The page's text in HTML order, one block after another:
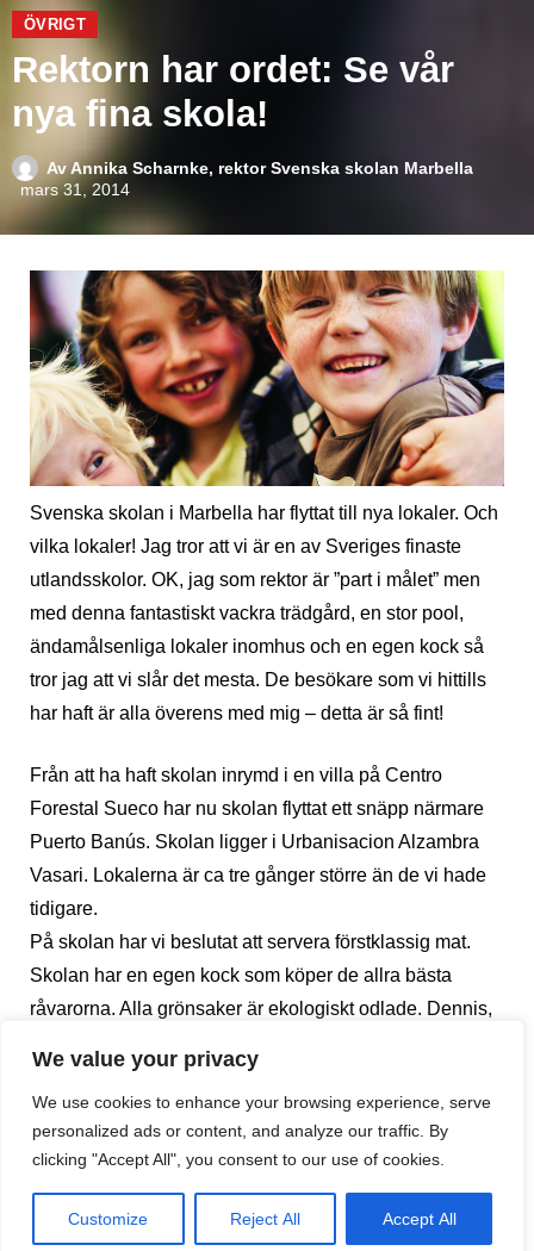
We value your privacy
We use cookies to enhance your browsing experience, serve
personalized ads or content, and analyze our traffic. By
clicking "Accept All", you consent to our use of cookies.
Customize Reject All Accept All
ÖVRIGT
Rektorn har ordet: Se vår
nya fina skola!
AvAnnika Scharnke, rektor Svenska skolan Marbella
mars 31, 2014
Svenska skolan i Marbella har flyttat till nya lokaler. Och
vilka lokaler! Jag tror att vi är en av Sveriges finaste
utlandsskolor. OK, jag som rektor är ”part i målet” men
med denna fantastiskt vackra trädgård, en stor pool,
ändamålsenliga lokaler inomhus och en egen kock så
tror jag att vi slår det mesta. De besökare som vi hittills
har haft är alla överens med mig – detta är så fint!
Från att ha haft skolan inrymd i en villa på Centro
Forestal Sueco har nu skolan flyttat ett snäpp närmare
Puerto Banús. Skolan ligger i Urbanisacion Alzambra
Vasari. Lokalerna är ca tre gånger större än de vi hade
tidigare.
På skolan har vi beslutat att servera förstklassig mat.
Skolan har en egen kock som köper de allra bästa
råvarorna. Alla grönsaker är ekologiskt odlade. Dennis,
När vi frågar några av barnen i de olika klasserna om
vad de tycker om våra nya lokaler säger de:
Leonora, årskurs 5: Lokalerna är större och det gör att
jag kan koncentrera mig bättre, jag har mer plats. Jag lär
mig mer här! Det är också skönt att vi har fått fler och
bättre toaletter. Allt har blivit bättre!